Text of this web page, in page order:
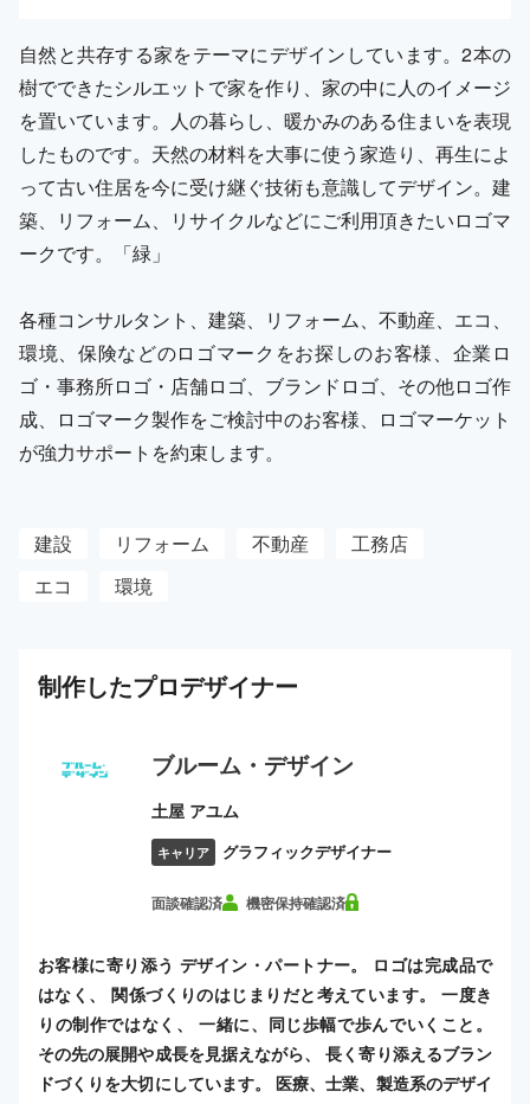
自然と共存する家をテーマにデザインしています。2本の
樹でできたシルエットで家を作り、家の中に人のイメージ
を置いています。人の暮らし、暖かみのある住まいを表現
したものです。天然の材料を大事に使う家造り、再生によ
って古い住居を今に受け継ぐ技術も意識してデザイン。建
築、リフォーム、リサイクルなどにご利用頂きたいロゴマ
ークです。「緑」
各種コンサルタント、建築、リフォーム、不動産、エコ、
環境、保険などのロゴマークをお探しのお客様、企業ロ
ゴ・事務所ロゴ・店舗ロゴ、ブランドロゴ、その他ロゴ作
成、ロゴマーク製作をご検討中のお客様、ロゴマーケット
が強力サポートを約束します。
建設 リフォーム 不動産
工務店
エコ
環境
制作したプロデザイナー
ブルーム・デザイン
土屋 アユム
キャリア グラフィックデザイナー
面談確認済 機密保持確認済
お客様に寄り添う デザイン・パートナー。 ロゴは完成品で
はなく、 関係づくりのはじまりだと考えています。 一度き
りの制作ではなく、 一緒に、同じ歩幅で歩んでいくこと。
その先の展開や成長を見据えながら、 長く寄り添えるブラン
ドづくりを大切にしています。 医療、士業、製造系のデザイ